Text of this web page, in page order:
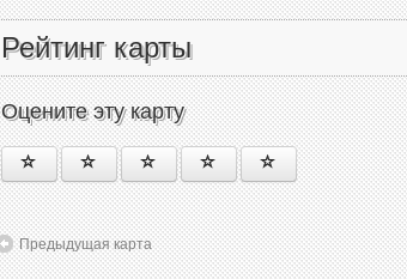
Рейтинг карты
Оцените эту карту
Предыдущая карта